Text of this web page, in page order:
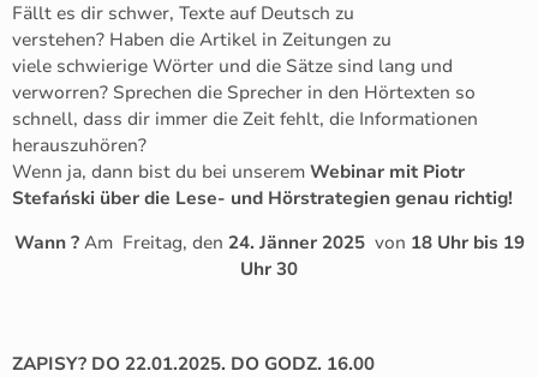
Fällt es dir schwer, Texte auf Deutsch zu
verstehen? Haben die Artikel in Zeitungen zu
viele schwierige Wörter und die Sätze sind lang und
verworren? Sprechen die Sprecher in den Hörtexten so
schnell, dass dir immer die Zeit fehlt, die Informationen
herauszuhören?
Wenn ja, dann bist du bei unserem Webinar mit Piotr
Stefański über die Lese- und Hörstrategien genau richtig!
Wann ?Am Freitag, den 24. Jänner 2025von 18 Uhr bis 19
Uhr 30
ZAPISY? DO 22.01.2025. DO GODZ. 16.00